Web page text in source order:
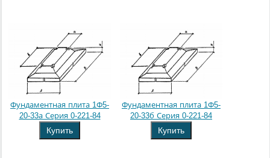
Фундаментная плита 1Ф5-
20-33а Серия 0-221-84
Купить
Фундаментная плита 1Ф5-
20-33б Серия 0-221-84
Купить